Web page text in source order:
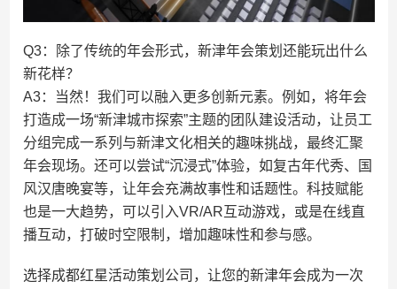
Q3：除了传统的年会形式，新津年会策划还能玩出什么
新花样？
A3：当然！我们可以融入更多创新元素。例如，将年会
打造成一场“新津城市探索”主题的团队建设活动，让员工
分组完成一系列与新津文化相关的趣味挑战，最终汇聚
年会现场。还可以尝试“沉浸式”体验，如复古年代秀、国
风汉唐晚宴等，让年会充满故事性和话题性。科技赋能
也是一大趋势，可以引入VR/AR互动游戏，或是在线直
播互动，打破时空限制，增加趣味性和参与感。
选择成都红星活动策划公司，让您的新津年会成为一次